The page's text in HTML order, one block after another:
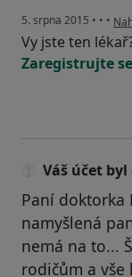
5. srpna 2015 • • •
Vy jste ten
Zaregistrujte
Váš účet
Paní doktorka
namyšlená
nemá na to...
rodičům a vše